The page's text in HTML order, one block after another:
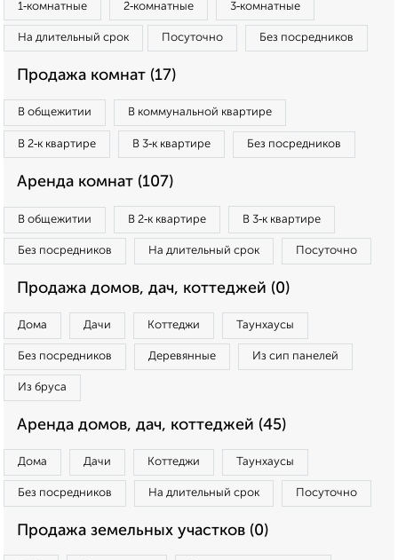
1‑комнатные 2‑комнатные 3‑комнатные
На длительный срок Посуточно Без посредников
Продажа комнат (17)
В общежитии В коммунальной квартире
В 2‑к квартире В 3‑к квартире Без посредников
Аренда комнат (107)
В общежитии В 2‑к квартире В 3‑к квартире
Без посредников На длительный срок Посуточно
Продажа домов, дач, коттеджей (0)
Дома Дачи Коттеджи Таунхаусы
Без посредников Деревянные Из сип панелей
Из бруса
Аренда домов, дач, коттеджей (45)
Дома Дачи Коттеджи Таунхаусы
Без посредников На длительный срок Посуточно
Продажа земельных участков (0)